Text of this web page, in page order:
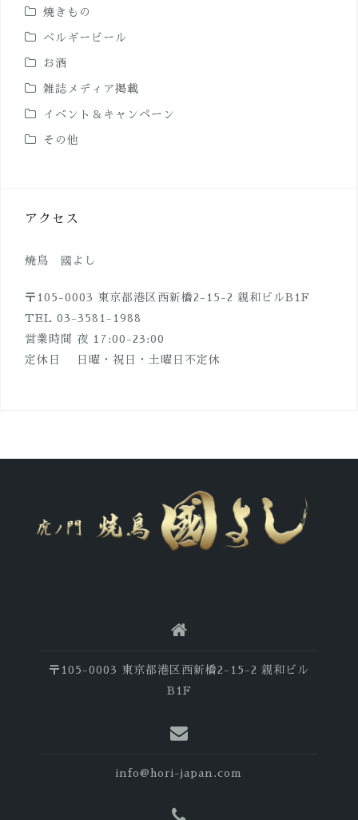
焼きもの
ベルギービール
お酒
雑誌メディア掲載
イベント＆キャンペーン
その他
アクセス
焼鳥 國よし
〒105-0003 東京都港区西新橋2-15-2 親和ビルB1F
TEL 03-3581-1988
営業時間 夜 17:00-23:00
定休日 日曜・祝日・土曜日不定休
〒105-0003 東京都港区西新橋2-15-2 親和ビル
B1F
info@hori-japan.com